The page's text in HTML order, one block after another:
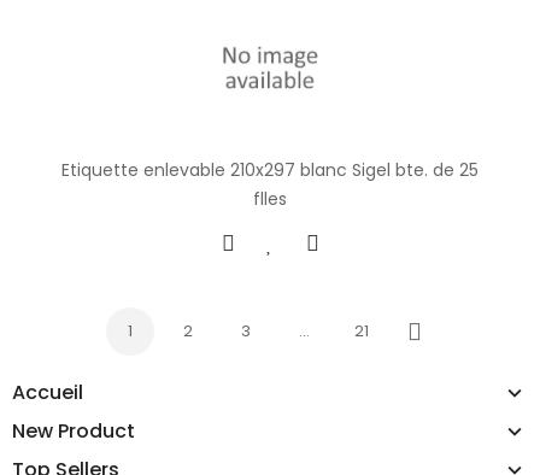
Accueil
New Product
Top Sellers
Etiquette enlevable 210x297 blanc Sigel bte. de 25
flles
1 2 3 … 21
Next